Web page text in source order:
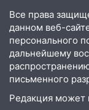
больницей
16:06 18-
больницу
15:59
миллионов
Все права
данном веб-
персонального
дальнейшему
письменного
Редакция может